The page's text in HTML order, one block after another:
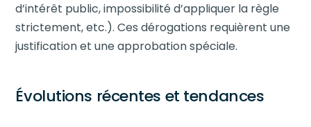
d’intérêt public, impossibilité d’appliquer la règle
strictement, etc.). Ces dérogations requièrent une
justification et une approbation spéciale.
Évolutions récentes et tendances